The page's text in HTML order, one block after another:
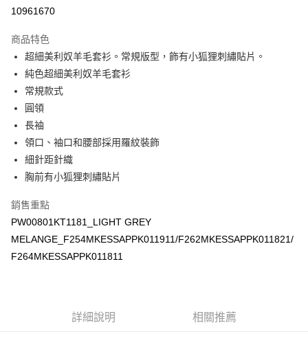
每筆NT$100，滿NT$3,000(含以上)免運費
付款後萊爾富取貨
每筆NT$100
付款後7-11取貨
每筆NT$100，滿NT$3,000(含以上)免運費
宅配
每筆NT$100，滿NT$3,000(含以上)免運費
10961670
商品特色
超細美利奴羊毛套衫。常規版型，飾有小狐狸刺繡貼片。
純色超細美利奴羊毛套衫
常規款式
圓領
長袖
領口、袖口和腰部採用羅紋裝飾
細針距針織
胸前有小狐狸刺繡貼片
銷售重點
PW00801KT1181_LIGHT GREY
MELANGE_F254MKESSAPPK011911/F262MKESSAPPK011821/
F264MKESSAPPK011811
詳細說明 相關推薦